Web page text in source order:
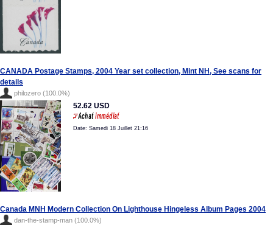
CANADA Postage Stamps, 2004 Year set collection, Mint NH, See scans for
details
philozero (100.0%)
52.62 USD
Date: Samedi 18 Juillet 21:16
Canada MNH Modern Collection On Lighthouse Hingeless Album Pages 2004
dan-the-stamp-man (100.0%)